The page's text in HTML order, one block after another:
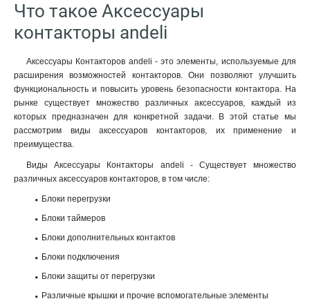
Что такое Аксессуары
контакторы andeli
Аксессуары Контакторов andeli - это элементы, используемые для
расширения возможностей контакторов. Они позволяют улучшить
функциональность и повысить уровень безопасности контактора. На
рынке существует множество различных аксессуаров, каждый из
которых предназначен для конкретной задачи. В этой статье мы
рассмотрим виды аксессуаров контакторов, их применение и
преимущества.
Виды Аксессуары Контакторы andeli - Существует множество
различных аксессуаров контакторов, в том числе:
Блоки перегрузки
Блоки таймеров
Блоки дополнительных контактов
Блоки подключения
Блоки защиты от перегрузки
Различные крышки и прочие вспомогательные элементы